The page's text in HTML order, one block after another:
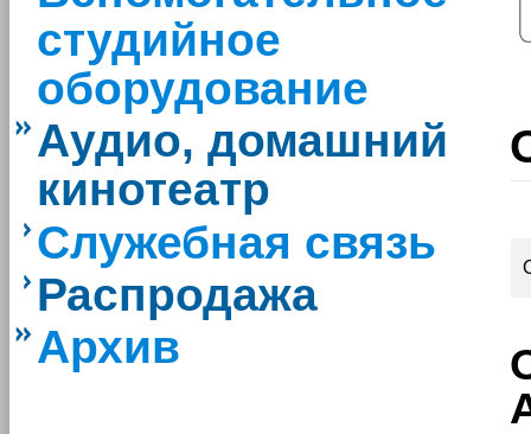
студийное
оборудование
Аудио, домашний
кинотеатр
Служебная связь
Распродажа
Архив